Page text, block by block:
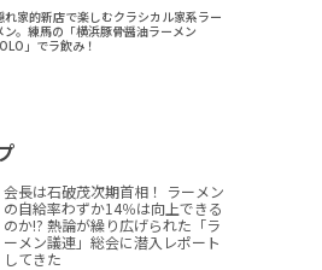
れ家的新店で楽しむクラシカル家系ラー
ン。練馬の「横浜豚骨醤油ラーメン
」でラ飲み！
会長は石破茂次期首相！ ラーメン
の自給率わずか14％は向上できる
のか!? 熱論が繰り広げられた「ラ
ーメン議連」総会に潜入レポート
してきた